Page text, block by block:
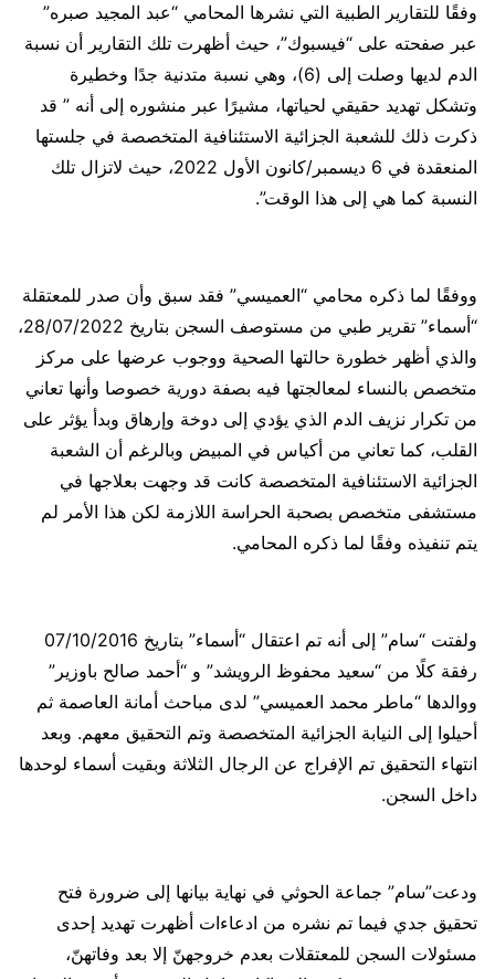
وفقًا للتقارير الطبية التي نشرها المحامي “عبد المجيد صبره”
عبر صفحته على “فيسبوك”، حيث أظهرت تلك التقارير أن نسبة
الدم لديها وصلت إلى (6)، وهي نسبة متدنية جدًا وخطيرة
وتشكل تهديد حقيقي لحياتها، مشيرًا عبر منشوره إلى أنه ” قد
ذكرت ذلك للشعبة الجزائية الاستئنافية المتخصصة في جلستها
المنعقدة في 6 ديسمبر/كانون الأول 2022، حيث لاتزال تلك
النسبة كما هي إلى هذا الوقت”.
ووفقًا لما ذكره محامي “العميسي” فقد سبق وأن صدر للمعتقلة
“أسماء” تقرير طبي من مستوصف السجن بتاريخ 28/07/2022،
والذي أظهر خطورة حالتها الصحية ووجوب عرضها على مركز
متخصص بالنساء لمعالجتها فيه بصفة دورية خصوصا وأنها تعاني
من تكرار نزيف الدم الذي يؤدي إلى دوخة وإرهاق وبدأ يؤثر على
القلب، كما تعاني من أكياس في المبيض وبالرغم أن الشعبة
الجزائية الاستئنافية المتخصصة كانت قد وجهت بعلاجها في
مستشفى متخصص بصحبة الحراسة اللازمة لكن هذا الأمر لم
يتم تنفيذه وفقًا لما ذكره المحامي.
ولفتت “سام” إلى أنه تم اعتقال “أسماء” بتاريخ 07/10/2016
رفقة كلًا من “سعيد محفوظ الرويشد” و “أحمد صالح باوزير”
ووالدها “ماطر محمد العميسي” لدى مباحث أمانة العاصمة ثم
أحيلوا إلى النيابة الجزائية المتخصصة وتم التحقيق معهم. وبعد
انتهاء التحقيق تم الإفراج عن الرجال الثلاثة وبقيت أسماء لوحدها
داخل السجن.
ودعت”سام” جماعة الحوثي في نهاية بيانها إلى ضرورة فتح
تحقيق جدي فيما تم نشره من ادعاءات أظهرت تهديد إحدى
مسئولات السجن للمعتقلات بعدم خروجهنّ إلا بعد وفاتهنّ،